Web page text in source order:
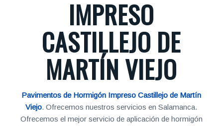
IMPRESO
CASTILLEJO DE
MARTÍN VIEJO
Pavimentos de Hormigón Impreso Castillejo de Martín
Viejo. Ofrecemos nuestros servicios en Salamanca.
Ofrecemos el mejor servicio de aplicación de hormigón